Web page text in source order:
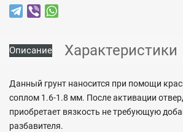
Описание Характеристики
Данный грунт наносится при помощи
соплом 1.6-1.8 мм. После активации
приобретает вязкость не требующую
разбавителя.